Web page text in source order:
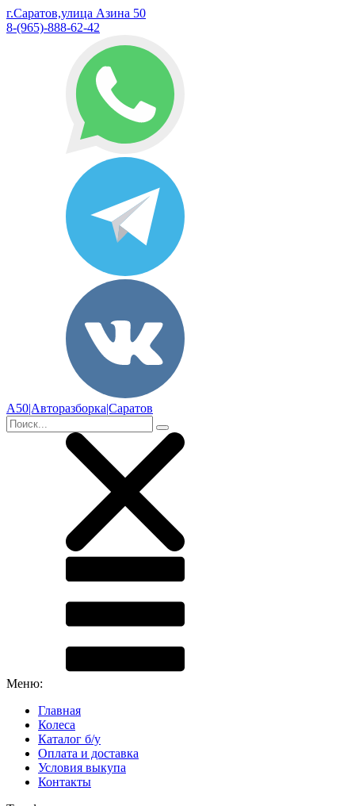
г.Саратов,улица Азина 50
8-(965)-888-62-42
А50|Авторазборка|Саратов
Меню:
Главная
Колеса
Каталог б/у
Оплата и доставка
Условия выкупа
Контакты